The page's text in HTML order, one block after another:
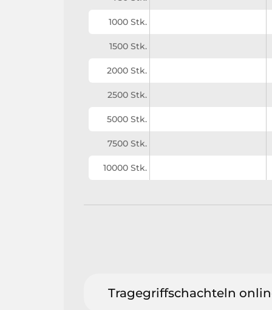
1000 Stk.
1500 Stk.
2000 Stk.
2500 Stk.
5000 Stk.
7500 Stk.
10000 Stk.
Tragegriffschachteln